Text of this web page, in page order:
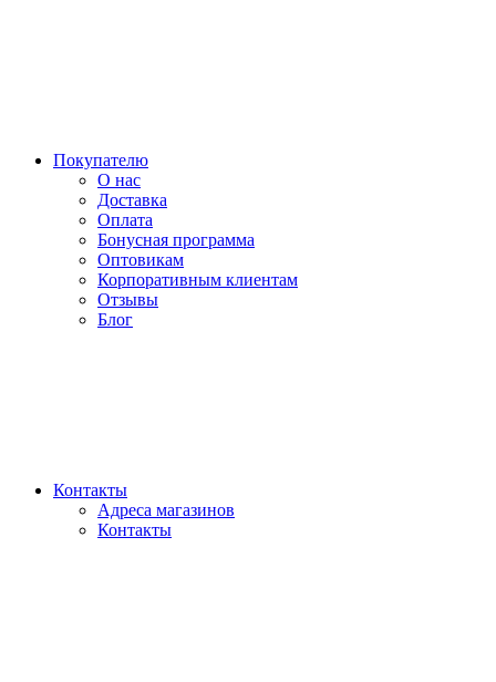
Покупателю
О нас
Доставка
Оплата
Бонусная программа
Оптовикам
Корпоративным клиентам
Отзывы
Блог
Контакты
Адреса магазинов
Контакты